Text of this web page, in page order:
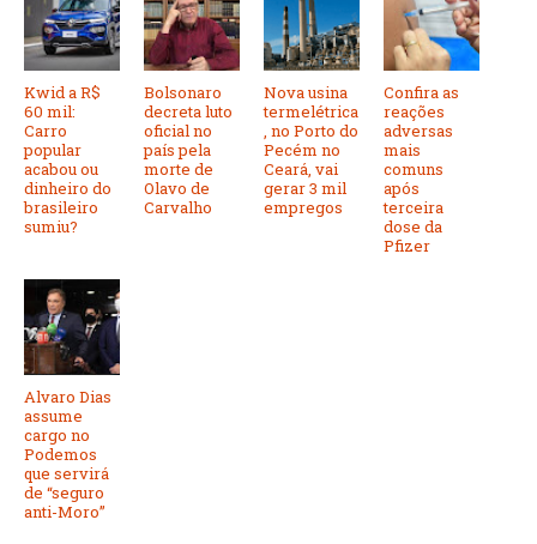
Kwid a R$
60 mil:
Carro
popular
acabou ou
dinheiro do
brasileiro
sumiu?
Bolsonaro
decreta luto
oficial no
país pela
morte de
Olavo de
Carvalho
Nova usina
termelétrica
, no Porto do
Pecém no
Ceará, vai
gerar 3 mil
empregos
Confira as
reações
adversas
mais
comuns
após
terceira
dose da
Pfizer
Alvaro Dias
assume
cargo no
Podemos
que servirá
de “seguro
anti-Moro”